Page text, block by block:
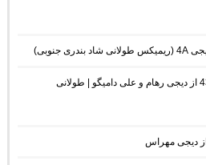
دانلود ریمیکس موزیک باکس 43 از دیجی رهام و علی دامیگو | طولانی